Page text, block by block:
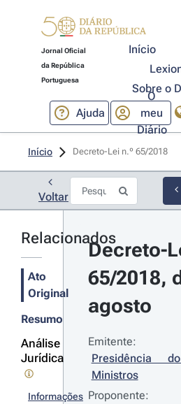
Jornal Oficial
da República
Portuguesa
Início
Sobre o
Ajuda
O
meu
Diário
Início Decreto-Lei n.º 65/2018
Voltar
Relacionados
Ato
Original
Resumo
Análise
Jurídica
Informações
Decreto-
65/2018,
agosto
Emitente:
Presidência
Ministros
Proponente: